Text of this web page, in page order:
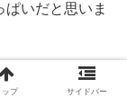
いだと思いま
ップ サイドバー